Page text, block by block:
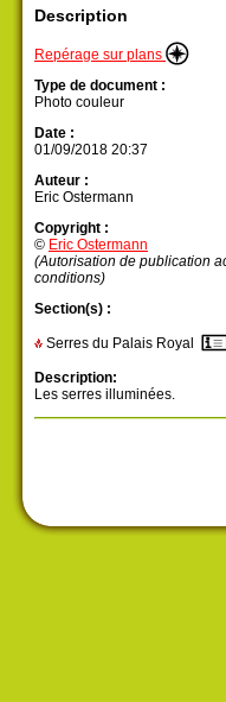
Description
Repérage sur plans
Type de document :
Photo couleur
Date :
01/09/2018 20:37
Auteur :
Eric Ostermann
Copyright :
© Eric Ostermann
(Autorisation de publication
conditions)
Section(s) :
Serres du Palais Royal
Description:
Les serres illuminées.